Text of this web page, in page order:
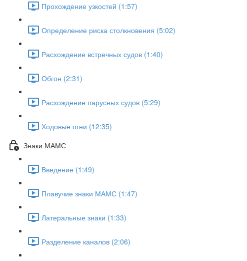
Прохождение узкостей (1:57)
Определение риска столкновения (5:02)
Расхождение встречных судов (1:40)
Обгон (2:31)
Расхождение парусных судов (5:29)
Ходовые огни (12:35)
Знаки МАМС
Введение (1:49)
Плавучие знаки МАМС (1:47)
Латеральные знаки (1:33)
Разделение каналов (2:06)